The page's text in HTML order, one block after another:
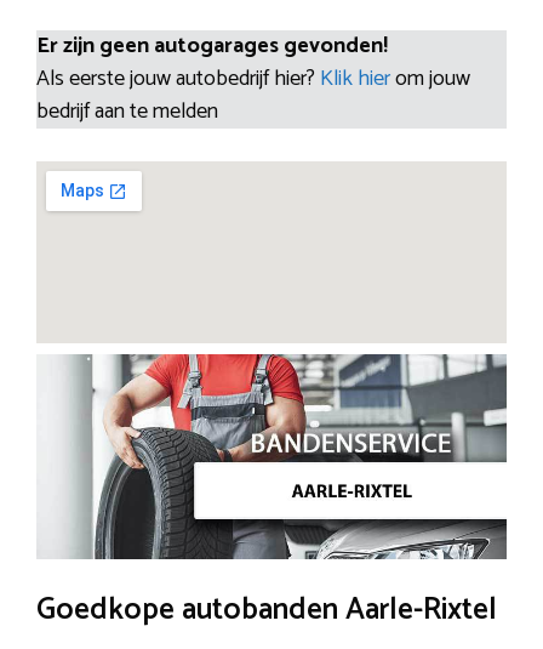
Er zijn geen autogarages gevonden!
Als eerste jouw autobedrijf hier? Klik hierom jouw
bedrijf aan te melden
Goedkope autobanden Aarle-Rixtel